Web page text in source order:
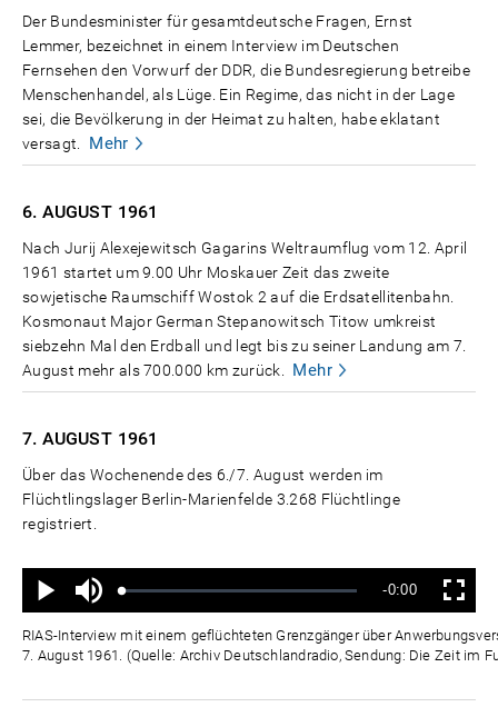
Der Bundesminister für gesamtdeutsche Fragen, Ernst
Lemmer, bezeichnet in einem Interview im Deutschen
Fernsehen den Vorwurf der DDR, die Bundesregierung betreibe
Menschenhandel, als Lüge. Ein Regime, das nicht in der Lage
sei, die Bevölkerung in der Heimat zu halten, habe eklatant
versagt.
Mehr
6. AUGUST 1961
Nach Jurij Alexejewitsch Gagarins Weltraumflug vom 12. April
1961 startet um 9.00 Uhr Moskauer Zeit das zweite
sowjetische Raumschiff Wostok 2 auf die Erdsatellitenbahn.
Kosmonaut Major German Stepanowitsch Titow umkreist
siebzehn Mal den Erdball und legt bis zu seiner Landung am 7.
August mehr als 700.000 km zurück.
Mehr
7. AUGUST 1961
Über das Wochenende des 6./7. August werden im
Flüchtlingslager Berlin-Marienfelde 3.268 Flüchtlinge
registriert.
Wiedergabe
Ton
aus
Geladen:
Status:
Verbleibende
Zeit
-0:00 Vollbild
RIAS-Interview mit einem geflüchteten Grenzgänger über
7. August 1961. (Quelle: Archiv Deutschlandradio, Sendung: Die Zeit im